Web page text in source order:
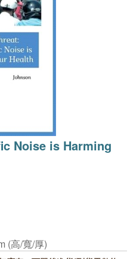
Noise is Harming
(高/寬/厚)